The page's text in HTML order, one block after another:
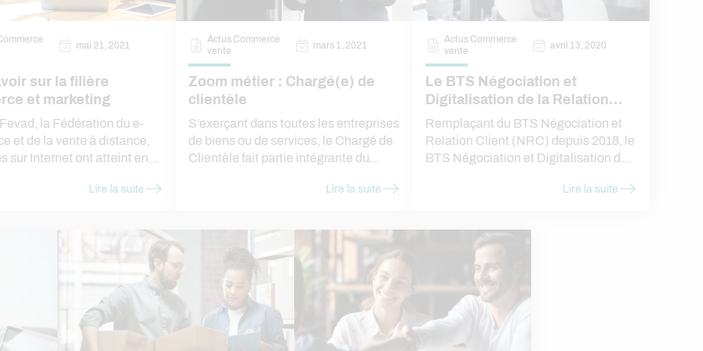
l’attractivité du secteur de la
distribution avec IGENSIA Alternance
mai 21, 2021
sur la filière
et marketing
la Fédération du e-
et de la vente à distance,
sur Internet ont atteint en
expliqué notamment par
en période de
inhérente au Covid-19.
du commerce et du
affichent une profonde
source de nouvelles
d’emploi. IGENSIA
vous propose de découvrir
vous devez savoir sur les
Lire la suite
Actus Commerce
vente
mars 1, 2021
Zoom métier : Chargé(e) de
clientèle
S’exerçant dans toutes les entreprises
de biens ou de services, le Chargé de
Clientèle fait partie intégrante du
active qui lui permet d’avoir un bon
Lire la suite
Actus Commerce
vente
avril 13, 2020
Le BTS Négociation et
Digitalisation de la Relation
Client (NDRC)
Remplaçant du BTS Négociation et
Relation Client (NRC) depuis 2018, le
BTS Négociation et Digitalisation de
programmes les plus populaires
aujourd’hui. Pour mieux le découvrir,
voici un guide conçu et préparé par
IGENSIA Alternance.
Lire la suite